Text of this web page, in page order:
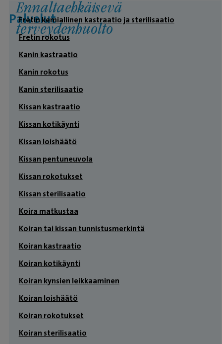
Palvelut
Ennaltaehkäisevä
terveydenhuolto
Fretin kemiallinen kastraatio ja sterilisaatio
Fretin rokotus
Kanin kastraatio
Kanin rokotus
Kanin sterilisaatio
Kissan kastraatio
Kissan kotikäynti
Kissan loishäätö
Kissan pentuneuvola
Kissan rokotukset
Kissan sterilisaatio
Koira matkustaa
Koiran tai kissan tunnistusmerkintä
Koiran kastraatio
Koiran kotikäynti
Koiran kynsien leikkaaminen
Koiran loishäätö
Koiran rokotukset
Koiran sterilisaatio